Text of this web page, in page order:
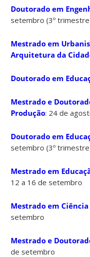
Doutorado em
setembro (3º
Mestrado em
Arquitetura da
Doutorado em
Mestrado e
Produção: 24 de
Doutorado em
setembro (3º
Mestrado em
12 a 16 de setembro
Mestrado em
setembro
Mestrado e
de setembro